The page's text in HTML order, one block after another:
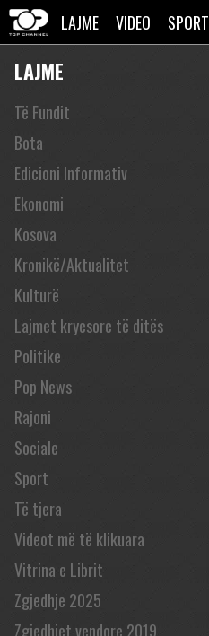
LAJME VIDEO SPORT
LAJME
Të Fundit
Bota
Edicioni Informativ
Ekonomi
Kosova
Kronikë/Aktualitet
Kulturë
Lajmet kryesore të ditës
Politike
Pop News
Rajoni
Sociale
Sport
Të tjera
Videot më të klikuara
Vitrina e Librit
Zgjedhje 2025
Zgjedhjet vendore 2019